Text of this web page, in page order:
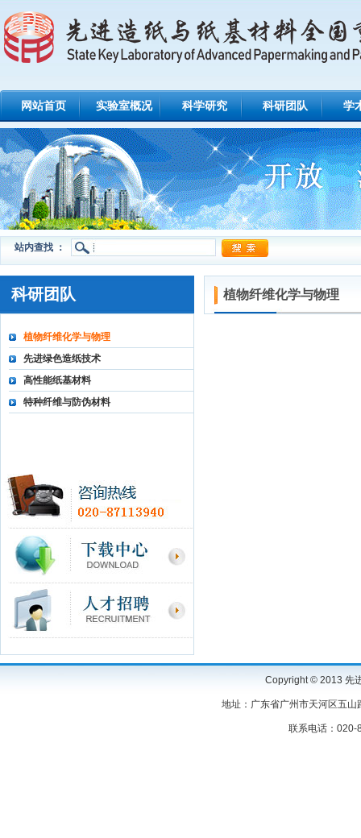
网站首页 实验室概况 科学研究 科研团队 学
站内查找 ：
科研团队
植物纤维化学与物理
先进绿色造纸技术
高性能纸基材料
特种纤维与防伪材料
植物纤维化学与物理
Copyright © 2013 先
地址：广东省广州市天河区五
联系电话：020-